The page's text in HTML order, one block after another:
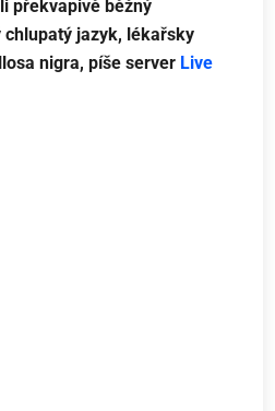
překvapivě běžný
jazyk, lékařsky
nigra, píše server Live